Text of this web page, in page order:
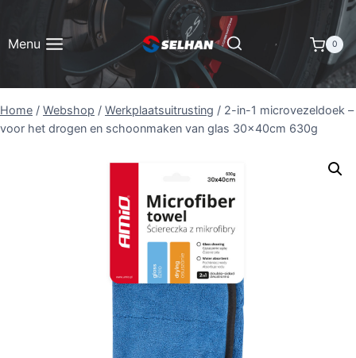
inhoud
Menu 0
Home / Webshop / Werkplaatsuitrusting / 2-in-1 microvezeldoek –
voor het drogen en schoonmaken van glas 30x40cm 630g